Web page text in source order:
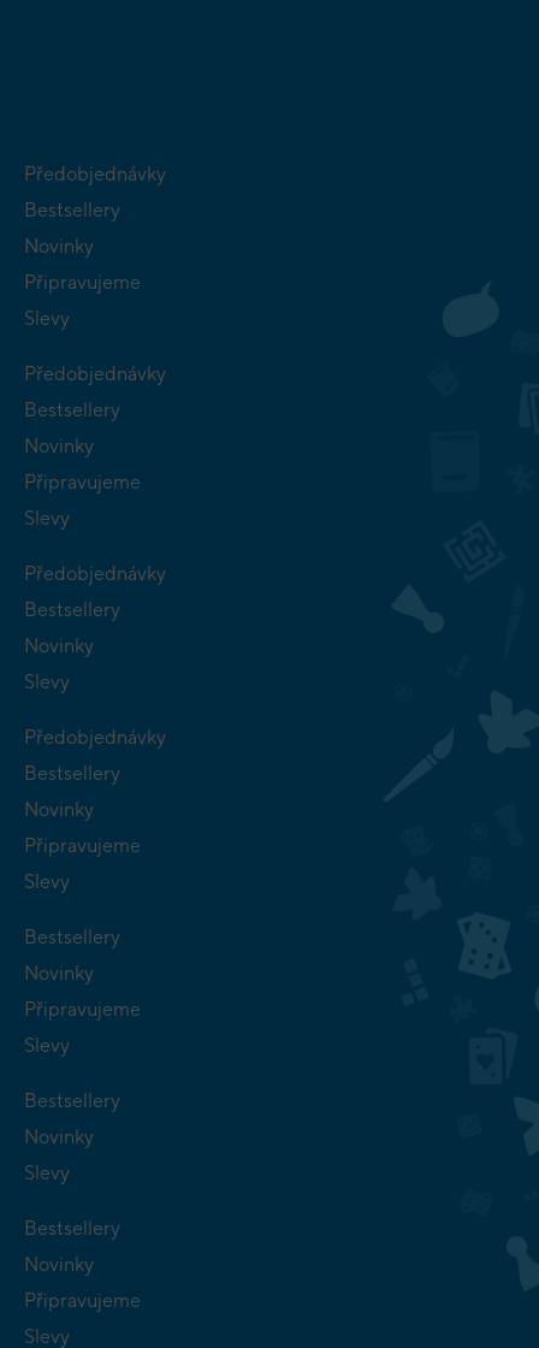
Předobjednávky
Bestsellery
Novinky
Připravujeme
Slevy
Předobjednávky
Bestsellery
Novinky
Připravujeme
Slevy
Předobjednávky
Bestsellery
Novinky
Slevy
Předobjednávky
Bestsellery
Novinky
Připravujeme
Slevy
Bestsellery
Novinky
Připravujeme
Slevy
Bestsellery
Novinky
Slevy
Bestsellery
Novinky
Připravujeme
Slevy